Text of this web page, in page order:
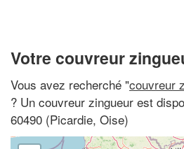
Votre couvreur
Vous avez recherché "couvreur
? Un couvreur zingueur est
60490 (Picardie, Oise)